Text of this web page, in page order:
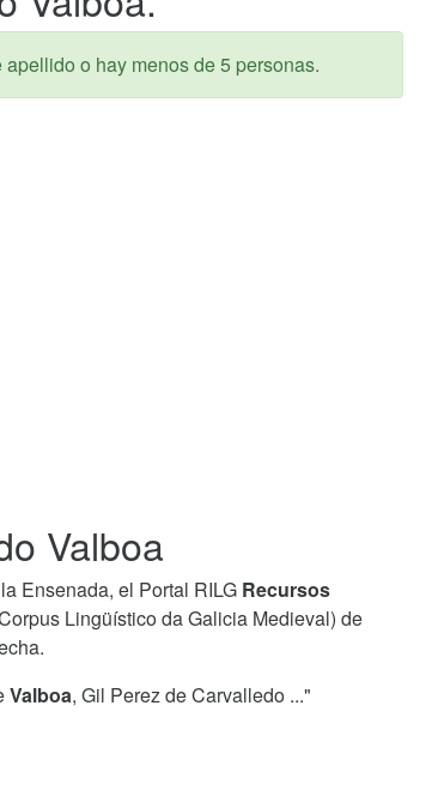
o hay menos de 5 personas.
Valboa
Ensenada, el Portal RILG Recursos
Lingüístico da Galicia Medieval) de
Valboa, Gil Perez de Carvalledo ..."